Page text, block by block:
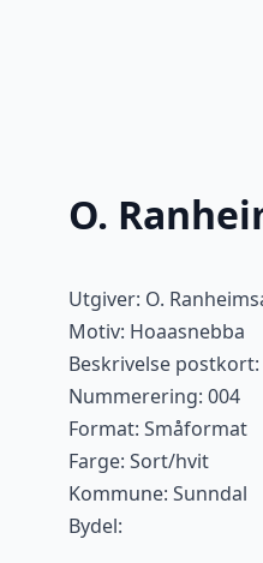
O.
Utgiver: O.
Motiv: Hoaasnebba
Beskrivelse postkort:
Nummerering: 004
Format: Småformat
Farge: Sort/hvit
Kommune: Sunndal
Bydel: